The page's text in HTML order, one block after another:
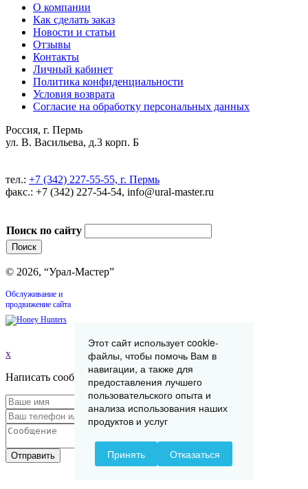
О компании
Как сделать заказ
Новости и статьи
Отзывы
Контакты
Личный кабинет
Политика конфиденциальности
Условия возврата
Согласие на обработку персональных данных
Россия, г. Пермь
ул. В. Васильева, д.3 корп. Б
тел.: +7 (342) 227-55-55, г. Пермь
факс.: +7 (342) 227-54-54, info@ural-master.ru
Поиск по сайту
© 2026, “Урал-Мастер”
Обслуживание и
продвижение сайта
x
Написать сообщение
Отправить
Этот сайт использует cookie-
файлы, чтобы помочь Вам в
навигации, а также для
предоставления лучшего
пользовательского опыта и
анализа использования наших
продуктов и услуг
Принять Отказаться